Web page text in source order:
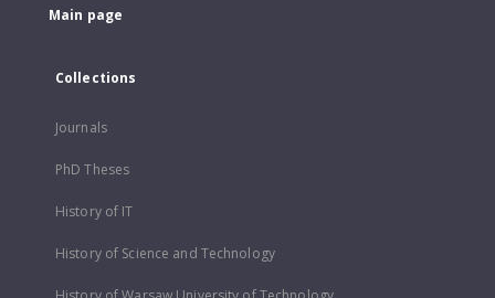
Main page
Collections
Journals
PhD Theses
History of IT
History of Science and Technology